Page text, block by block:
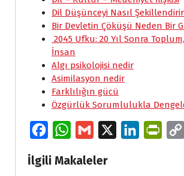
Dil Düşünceyi Nasıl
Bir Devletin Çöküşü Neden Bir
2045 Ufku: 20 Yıl Sonra
İnsan
Algı psikolojisi nedir
Asimilasyon nedir
Farklılığın gücü
Özgürlük Sorumlulukla
c
W
a
a
İlgili Makaleler